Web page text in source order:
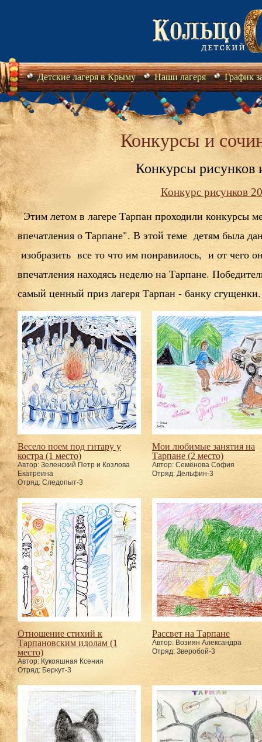
Детские лагеря в Крыму Наши лагеря График
Конкурсы и
Конкурсы рисунков
Конкурс рисунков
Этим летом в лагере Тарпан проходили конкурсы
впечатления о Тарпане". В этой теме детям была
изобразить все то что им понравилось, и от чего
впечатления находясь неделю на Тарпане.
самый ценный приз лагеря Тарпан - банку сгущенки.
Весело поем под гитару у
костра (1 место)
Автор: Зеленский Петр и Козлова
Екатреина
Отряд: Следопыт-3
Мои любимые занятия на
Тарпане (2 место)
Автор: Семёнова София
Отряд: Дельфин-3
Отношение стихий к
Тарпановским идолам (1
место)
Автор: Кукояшная Ксения
Отряд: Беркут-3
Рассвет на Тарпане
Автор: Возиян Александра
Отряд: Зверобой-3